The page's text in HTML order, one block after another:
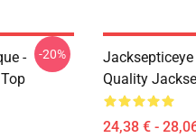
-
-20%
Quality
24,38 € -